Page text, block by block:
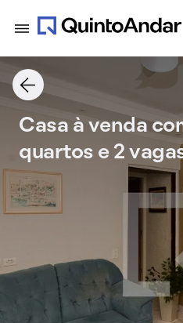
Casa à venda
quartos e 2